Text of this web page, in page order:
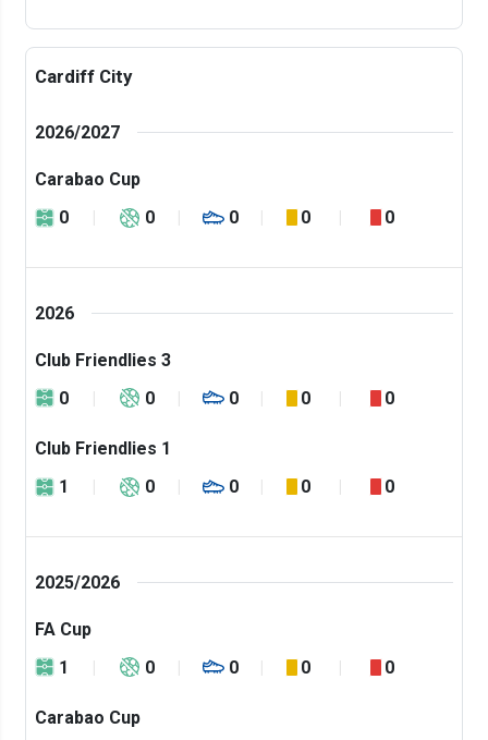
Cardiff City
2026/2027
Carabao Cup
0
0 0 0 0
2026
Club Friendlies 3
0
0 0 0 0
Club Friendlies 1
1
0 0 0 0
2025/2026
FA Cup
1
0 0 0 0
Carabao Cup